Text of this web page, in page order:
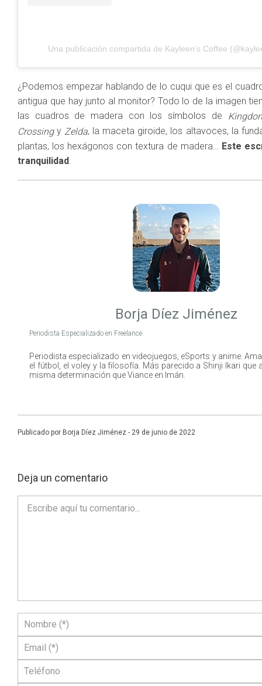
Una publicación compartida de Kayleen’s Coffee
¿Podemos empezar hablando de lo cuqui que es el
antigua que hay junto al monitor? Todo lo de la imagen
las cuadros de madera con los símbolos de
Crossingy Zelda, la maceta giroide, los altavoces, la
plantas, los hexágonos con textura de madera… Este
tranquilidad.
Borja Díez Jiménez
Periodista Especializado en Freelance
Periodista especializado en videojuegos, eSports y anime.
el fútbol, el voley y la filosofía. Más parecido a Shinji Ikari que
misma determinación que Viance en Imán.
Publicado por Borja Díez Jiménez - 29 de junio de 2022
Deja un comentario